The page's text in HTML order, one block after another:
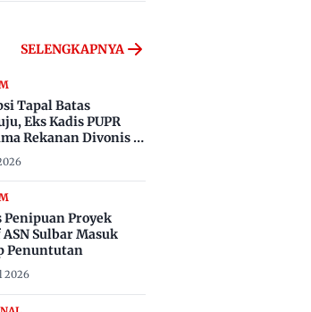
SELENGKAPNYA
Tapal Batas
Eks Kadis PUPR
Rekanan Divonis 6
Penjara
Penipuan Proyek
Sulbar Masuk
Penuntutan
2026